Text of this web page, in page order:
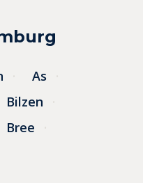
As
Bilzen
Bree